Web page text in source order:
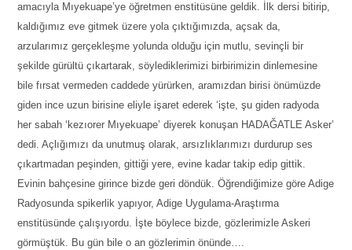
amacıyla Mıyekuape’ye öğretmen enstitüsüne geldik. İlk dersi bitirip,
kaldığımız eve gitmek üzere yola çıktığımızda, açsak da,
arzularımız gerçekleşme yolunda olduğu için mutlu, sevinçli bir
şekilde gürültü çıkartarak, söylediklerimizi birbirimizin dinlemesine
bile fırsat vermeden caddede yürürken, aramızdan birisi önümüzde
giden ince uzun birisine eliyle işaret ederek ‘işte, şu giden radyoda
her sabah ‘kezıorer Mıyekuape’ diyerek konuşan HADAĞATLE Asker’
dedi. Açlığımızı da unutmuş olarak, arsızlıklarımızı durdurup ses
çıkartmadan peşinden, gittiği yere, evine kadar takip edip gittik.
Evinin bahçesine girince bizde geri döndük. Öğrendiğimize göre Adige
Radyosunda spikerlik yapıyor, Adige Uygulama-Araştırma
enstitüsünde çalışıyordu. İşte böylece bizde, gözlerimizle Askeri
görmüştük. Bu gün bile o an gözlerimin önünde….